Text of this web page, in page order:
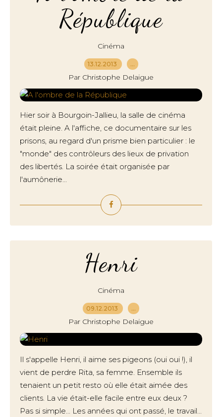
République
Cinéma
13.12.2013 …
Par Christophe Delaigue
Hier soir à Bourgoin-Jallieu, la salle de cinéma
était pleine. A l'affiche, ce documentaire sur les
prisons, au regard d'un prisme bien particulier : le
"monde" des contrôleurs des lieux de privation
des libertés. La soirée était organisée par
l'aumônerie...
Henri
Cinéma
09.12.2013 …
Par Christophe Delaigue
Il s'appelle Henri, il aime ses pigeons (oui oui !), il
vient de perdre Rita, sa femme. Ensemble ils
tenaient un petit resto où elle était aimée des
clients. La vie était-elle facile entre eux deux ?
Pas si simple... Les années qui ont passé, le travail...